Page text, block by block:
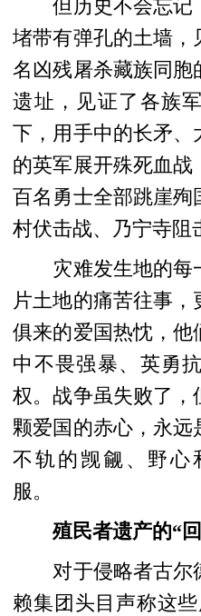
但历史不会忘记
堵带有弹孔的土墙，
名凶残屠杀藏族同胞
遗址，见证了各族
下，用手中的长矛、
的英军展开殊死血战
百名勇士全部跳崖殉
村伏击战、乃宁寺
灾难发生地的每
片土地的痛苦往事
俱来的爱国热忱，他
中不畏强暴、英勇
权。战争虽失败了，
颗爱国的赤心，永远
不轨的觊觎、野心
服。
殖民者遗产的“
对于侵略者古尔
赖集团头目声称这